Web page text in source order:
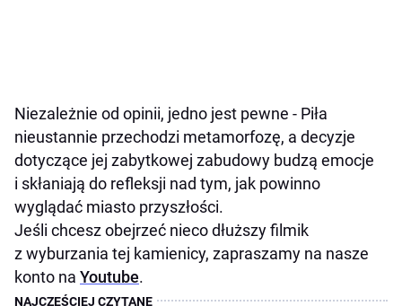
Niezależnie od opinii, jedno jest pewne - Piła
nieustannie przechodzi metamorfozę, a decyzje
dotyczące jej zabytkowej zabudowy budzą emocje
i skłaniają do refleksji nad tym, jak powinno
wyglądać miasto przyszłości.
Jeśli chcesz obejrzeć nieco dłuższy filmik
z wyburzania tej kamienicy, zapraszamy na nasze
konto na Youtube.